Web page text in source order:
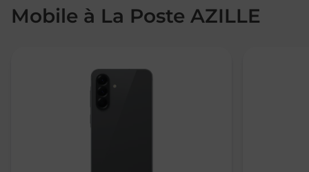
Mobile à La Poste AZILLE